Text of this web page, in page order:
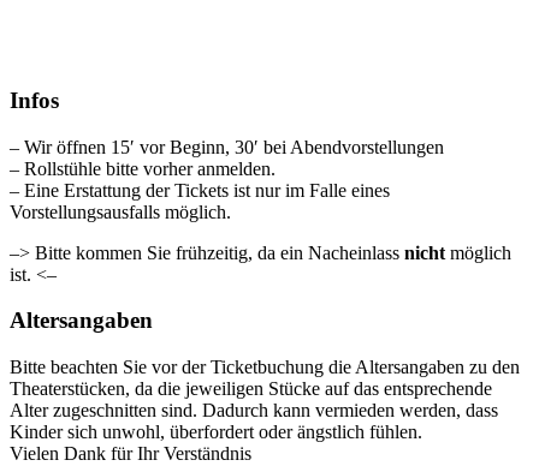
Infos
– Wir öffnen 15′ vor Beginn, 30′ bei Abendvorstellungen
– Rollstühle bitte vorher anmelden.
– Eine Erstattung der Tickets ist nur im Falle eines
Vorstellungsausfalls möglich.
–> Bitte kommen Sie frühzeitig, da ein Nacheinlass nicht möglich
ist. <–
Altersangaben
Bitte beachten Sie vor der Ticketbuchung die Altersangaben zu den
Theaterstücken, da die jeweiligen Stücke auf das entsprechende
Alter zugeschnitten sind. Dadurch kann vermieden werden, dass
Kinder sich unwohl, überfordert oder ängstlich fühlen.
Vielen Dank für Ihr Verständnis